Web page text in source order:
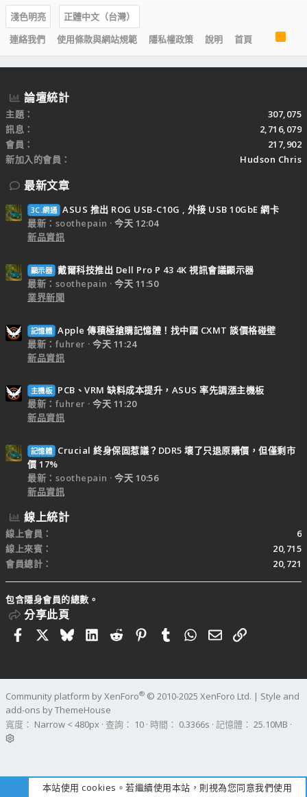
淺色明亮
正體中文（台灣）
連絡我們
使用條款與網站規範 隱私權政策 說明 首頁
R
S
S
論壇統計
主題
307,075
訊息
2,716,079
會員
217,902
新加入的會員
Hudson Chris
最新文章
3C.網通 ASUS 推出 ROG USB-C10G , 外接 USB 10GbE 網卡
最新：soothepain
今天 12:04
新品資訊
顯示器 戴爾科技推出 Dell Pro P 43 4K 視訊會議顯示器
最新：soothepain
今天 11:50
業界新聞
記憶體 Apple 傳積極搶購記憶體！找中國 CXMT 談價格碰壁
最新：fuhrer
今天 11:24
新品資訊
主機板
PCB、VRM 缺料成本提升，ASUS 率先調漲主機板
最新：fuhrer
今天 11:20
新品資訊
記憶體
Crucial 終身保固惹議？DDR5 壞了只退原購價，但僅剩市
價 17%
最新：soothepain
今天 10:56
新品資訊
線上統計
線上會員
6
線上來賓
20,715
會員總計
20,721
包含隱身會員的總數。
分享此頁
FacebookBlueskyLinkedIn
RedditPinterestTumblrWhatsApp
電子郵件
連結
Community platform by XenForo® © 2010-2025 XenForo Ltd. | Style and
add-ons by ThemeHouse
寬度
查詢 10 時間 0.3366s 記憶體 25.10MB
本站使用 cookies。若繼續使用本站，則視為您同意我們使用